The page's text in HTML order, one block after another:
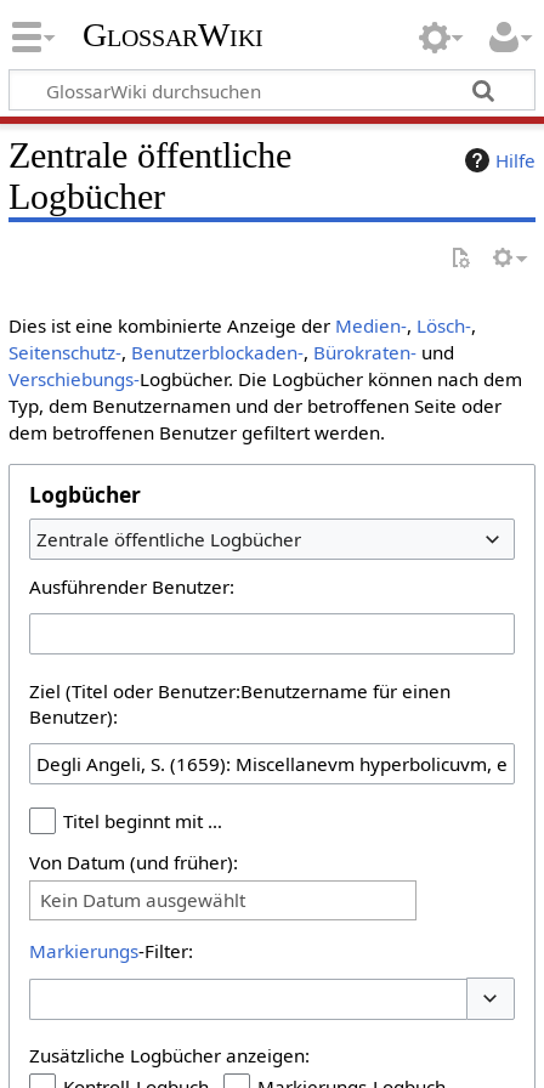
GlossarWiki
Hilfe
Zentrale öffentliche
Logbücher
Dies ist eine kombinierte Anzeige der Medien-, Lösch-,
Seitenschutz-, Benutzerblockaden-, Bürokraten-und
Verschiebungs-Logbücher. Die Logbücher können nach dem
Typ, dem Benutzernamen und der betroffenen Seite oder
dem betroffenen Benutzer gefiltert werden.
Logbücher
Zentrale öffentliche Logbücher
Ausführender Benutzer:
Ziel (Titel oder Benutzer:Benutzername für einen
Benutzer):
Titel beginnt mit …
Von Datum (und früher):
Kein Datum ausgewählt
Markierungs-Filter:
Zusätzliche Logbücher anzeigen: